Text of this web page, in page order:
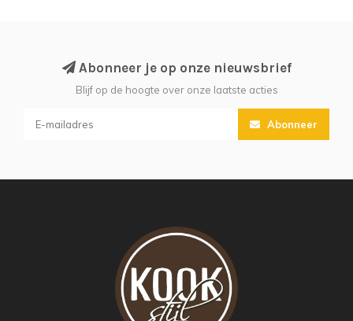
Abonneer je op onze nieuwsbrief
Blijf op de hoogte over onze laatste acties
Abonneer